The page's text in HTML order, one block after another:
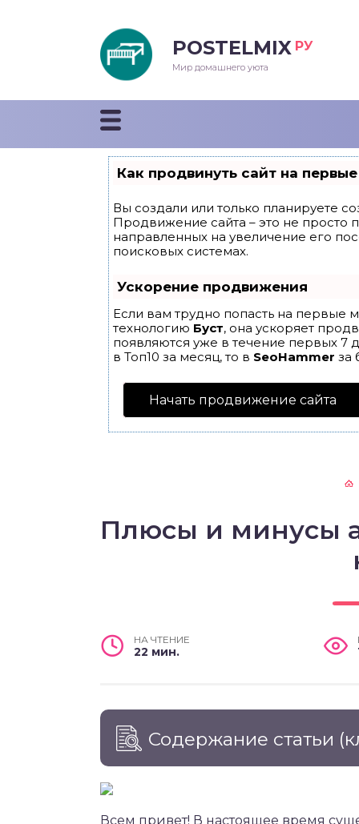
POSTELMIX РУ
Мир домашнего уюта
Как продвинуть сайт на
Вы создали или только планируете
Продвижение сайта – это не просто
направленных на увеличение его
поисковых системах.
Ускорение продвижения
Если вам трудно попасть на первые
технологию Буст, она ускоряет
появляются уже в течение первых 7
в Топ10 за месяц, то в SeoHammer за
Начать продвижение сайта
Плюсы и минусы
НА ЧТЕНИЕ
22 мин.
Содержание статьи
Всем привет! В настоящее время